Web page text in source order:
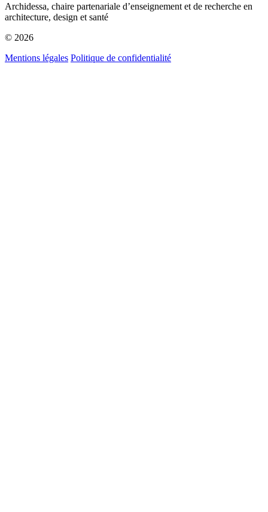
Archidessa, chaire partenariale d’enseignement et de recherche en
architecture, design et santé
© 2026
Mentions légales Politique de confidentialité